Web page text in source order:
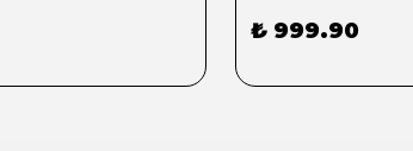
₺ 999.90